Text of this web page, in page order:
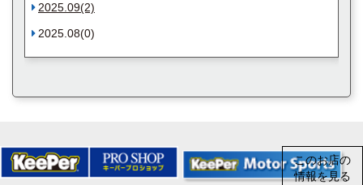
2025.09(2)
2025.08(0)
このお店の
情報を見る